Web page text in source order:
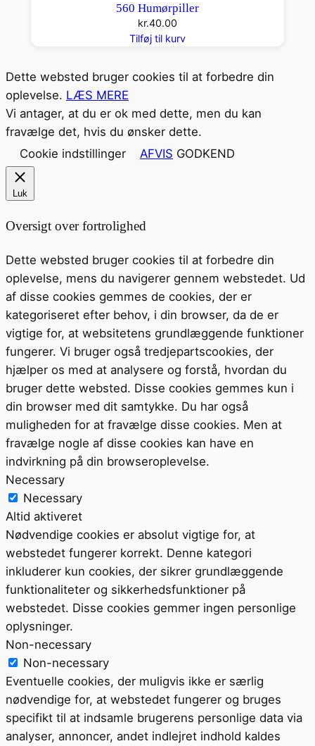
560 Humørpiller
kr.40.00
Tilføj til kurv
Dette websted bruger cookies til at forbedre din
oplevelse. LÆS MERE
Vi antager, at du er ok med dette, men du kan
fravælge det, hvis du ønsker dette.
Cookie indstillinger
AFVIS GODKEND
Luk
Oversigt over fortrolighed
Dette websted bruger cookies til at forbedre din
oplevelse, mens du navigerer gennem webstedet. Ud
af disse cookies gemmes de cookies, der er
kategoriseret efter behov, i din browser, da de er
vigtige for, at websitetens grundlæggende funktioner
fungerer. Vi bruger også tredjepartscookies, der
hjælper os med at analysere og forstå, hvordan du
bruger dette websted. Disse cookies gemmes kun i
din browser med dit samtykke. Du har også
muligheden for at fravælge disse cookies. Men at
fravælge nogle af disse cookies kan have en
indvirkning på din browseroplevelse.
Necessary
Necessary
Altid aktiveret
Nødvendige cookies er absolut vigtige for, at
webstedet fungerer korrekt. Denne kategori
inkluderer kun cookies, der sikrer grundlæggende
funktionaliteter og sikkerhedsfunktioner på
webstedet. Disse cookies gemmer ingen personlige
oplysninger.
Non-necessary
Non-necessary
Eventuelle cookies, der muligvis ikke er særlig
nødvendige for, at webstedet fungerer og bruges
specifikt til at indsamle brugerens personlige data via
analyser, annoncer, andet indlejret indhold kaldes